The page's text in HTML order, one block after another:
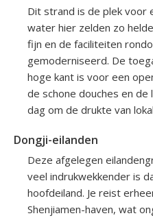
Dit strand is de plek voor
water hier zelden zo
fijn en de faciliteiten
gemoderniseerd. De
hoge kant is voor een
de schone douches en
dag om de drukte van
Dongji-eilanden
Deze afgelegen
veel indrukwekkender is
hoofdeiland. Je reist
Shenjiamen-haven, wat